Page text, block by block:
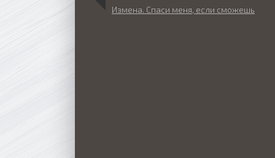
Измена. Спаси меня, если сможешь